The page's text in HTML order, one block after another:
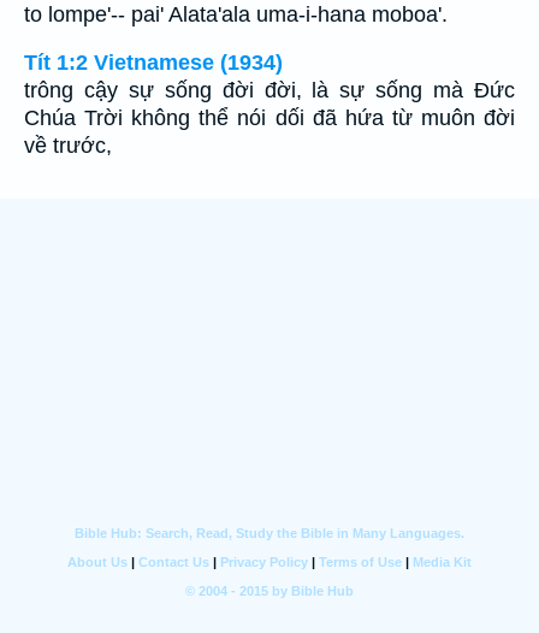
to lompe'-- pai' Alata'ala uma-i-hana moboa'.
Tít 1:2 Vietnamese (1934)
trông cậy sự sống đời đời, là sự sống mà Ðức
Chúa Trời không thể nói dối đã hứa từ muôn đời
về trước,